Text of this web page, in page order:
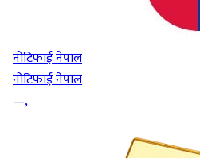
नोटिफाई नेपाल
नोटिफाई नेपाल
—,